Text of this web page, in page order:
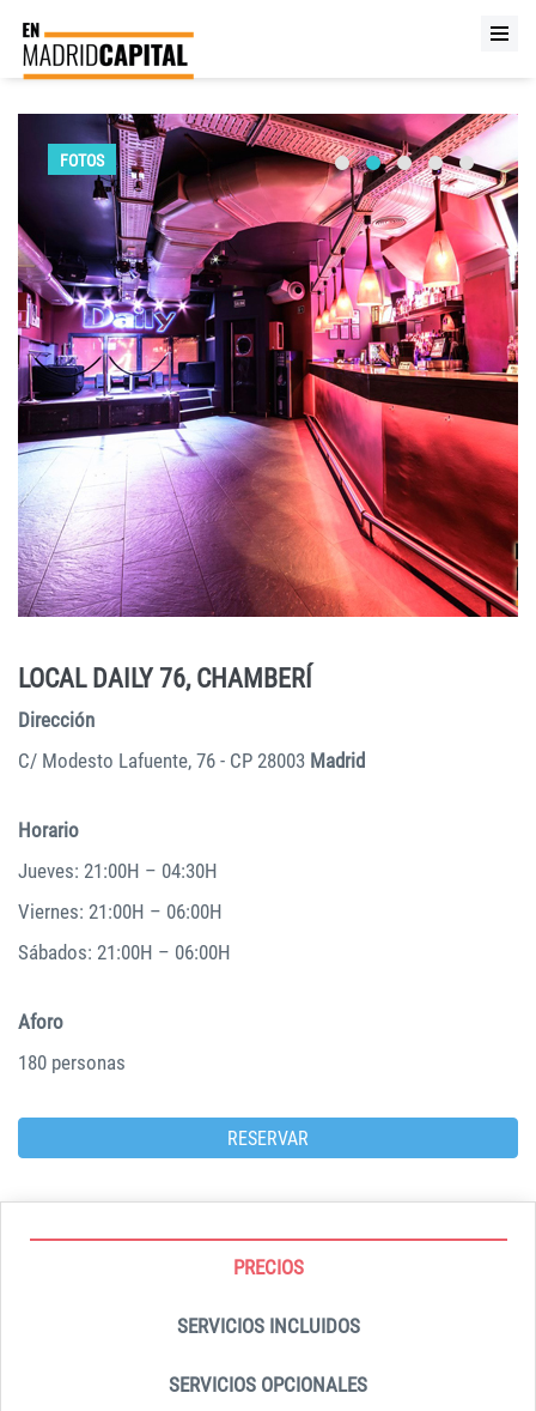
FOTOS
LOCAL DAILY 76, CHAMBERÍ
Dirección
C/ Modesto Lafuente, 76 - CP 28003 Madrid
Horario
Jueves: 21:00H – 04:30H
Viernes: 21:00H – 06:00H
Sábados: 21:00H – 06:00H
Aforo
180 personas
RESERVAR
PRECIOS
SERVICIOS INCLUIDOS
SERVICIOS OPCIONALES